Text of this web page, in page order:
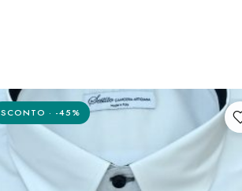
SCONTO · -45%